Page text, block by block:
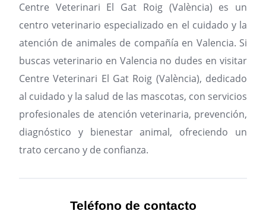
Centre Veterinari El Gat Roig (València) es un
centro veterinario especializado en el cuidado y la
atención de animales de compañía en Valencia. Si
buscas veterinario en Valencia no dudes en visitar
Centre Veterinari El Gat Roig (València), dedicado
al cuidado y la salud de las mascotas, con servicios
profesionales de atención veterinaria, prevención,
diagnóstico y bienestar animal, ofreciendo un
trato cercano y de confianza.
Teléfono de contacto